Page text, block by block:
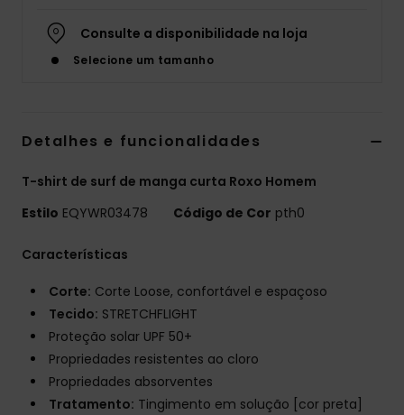
Consulte a disponibilidade na loja
Selecione um tamanho
Detalhes e funcionalidades
T-shirt de surf de manga curta Roxo Homem
Estilo EQYWR03478 Código de Cor pth0
Características
Corte: Corte Loose, confortável e espaçoso
Tecido: STRETCHFLIGHT
Proteção solar UPF 50+
Propriedades resistentes ao cloro
Propriedades absorventes
Tratamento: Tingimento em solução [cor preta]